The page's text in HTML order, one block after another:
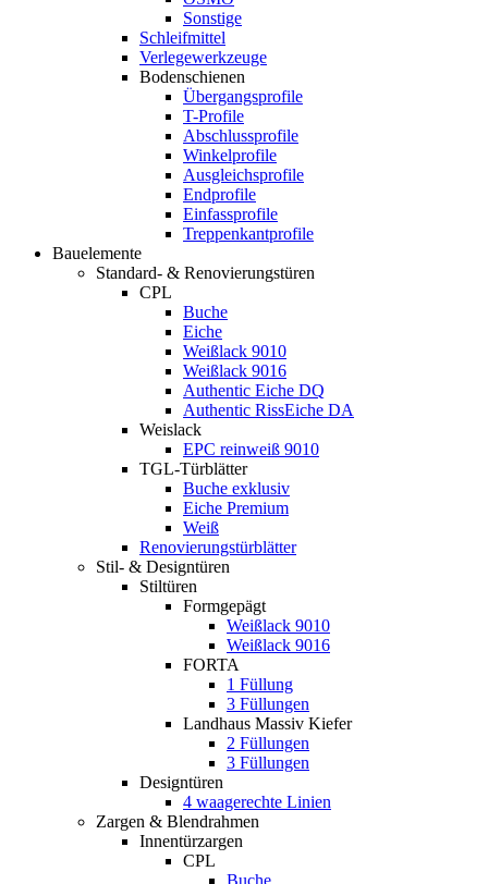
Sonstige
Schleifmittel
Verlegewerkzeuge
Bodenschienen
Übergangsprofile
T-Profile
Abschlussprofile
Winkelprofile
Ausgleichsprofile
Endprofile
Einfassprofile
Treppenkantprofile
Bauelemente
Standard- & Renovierungstüren
CPL
Buche
Eiche
Weißlack 9010
Weißlack 9016
Authentic Eiche DQ
Authentic RissEiche DA
Weislack
EPC reinweiß 9010
TGL-Türblätter
Buche exklusiv
Eiche Premium
Weiß
Renovierungstürblätter
Stil- & Designtüren
Stiltüren
Formgepägt
Weißlack 9010
Weißlack 9016
FORTA
1 Füllung
3 Füllungen
Landhaus Massiv Kiefer
2 Füllungen
3 Füllungen
Designtüren
4 waagerechte Linien
Zargen & Blendrahmen
Innentürzargen
CPL
Buche